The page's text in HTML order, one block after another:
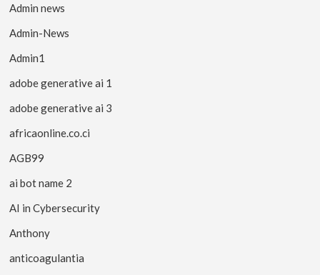
Admin news
Admin-News
Admin1
adobe generative ai 1
adobe generative ai 3
africaonline.co.ci
AGB99
ai bot name 2
AI in Cybersecurity
Anthony
anticoagulantia